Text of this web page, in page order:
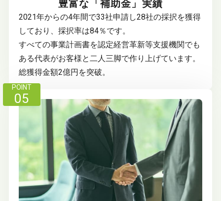
豊富な「補助金」実績
2021年からの4年間で33社申請し28社の採択を獲得
しており、採択率は84％です。
すべての事業計画書を認定経営革新等支援機関でも
ある代表がお客様と二人三脚で作り上げています。
総獲得金額2億円を突破。
POINT
05